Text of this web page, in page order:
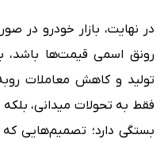
در نهایت، بازار خودرو در
رونق اسمی قیمت‌ها باشد،
تولید و کاهش معاملات
فقط به تحولات میدانی،
بستگی دارد؛ تصمیم‌هایی که